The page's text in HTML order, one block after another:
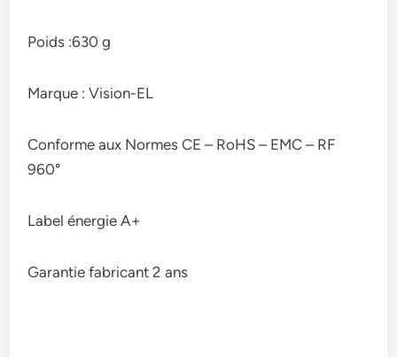
Poids :630 g
Marque : Vision-EL
Conforme aux Normes CE – RoHS – EMC – RF
960°
Label énergie A+
Garantie fabricant 2 ans